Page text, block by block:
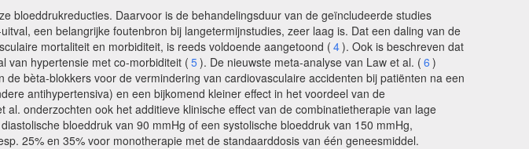
bloeddrukreducties. Daarvoor is de behandelingsduur van de geïncludeerde studies
een belangrijke foutenbron bij langetermijnstudies, zeer laag is. Dat een daling van de
mortaliteit en morbiditeit, is reeds voldoende aangetoond ( 4). Ook is beschreven dat
van hypertensie met co-morbiditeit ( 5). De nieuwste meta-analyse van Law et al. ( 6 )
bèta-blokkers voor de vermindering van cardiovasculaire accidenten bij patiënten na een
antihypertensiva) en een bijkomend kleiner effect in het voordeel van de
al. onderzochten ook het additieve klinische effect van de combinatietherapie van lage
bloeddruk van 90 mmHg of een systolische bloeddruk van 150 mmHg,
25% en 35% voor monotherapie met de standaarddosis van één geneesmiddel.